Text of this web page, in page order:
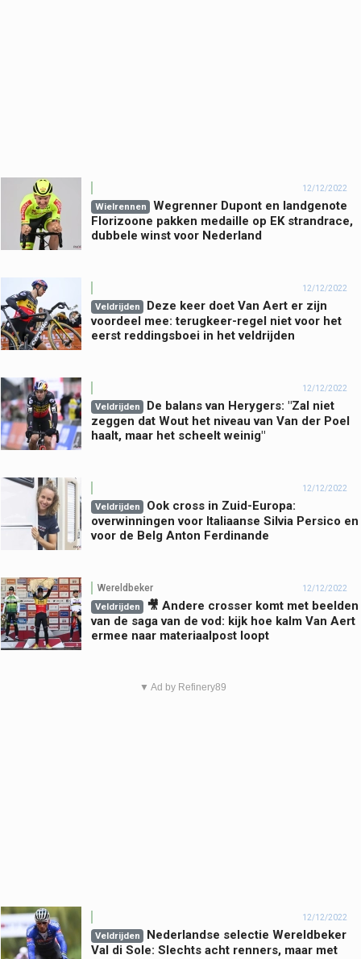
12/12/2022
Wielrennen
Wegrenner Dupont en landgenote
Florizoone pakken medaille op EK strandrace,
dubbele winst voor Nederland
12/12/2022
Veldrijden
Deze keer doet Van Aert er zijn
voordeel mee: terugkeer-regel niet voor het
eerst reddingsboei in het veldrijden
12/12/2022
Veldrijden
De balans van Herygers: "Zal niet
zeggen dat Wout het niveau van Van der Poel
haalt, maar het scheelt weinig"
12/12/2022
Veldrijden
Ook cross in Zuid-Europa:
overwinningen voor Italiaanse Silvia Persico en
voor de Belg Anton Ferdinande
Wereldbeker 12/12/2022
Veldrijden
🎥 Andere crosser komt met beelden
van de saga van de vod: kijk hoe kalm Van Aert
ermee naar materiaalpost loopt
▼ Ad by Refinery89
12/12/2022
Veldrijden
Nederlandse selectie Wereldbeker
Val di Sole: Slechts acht renners, maar met